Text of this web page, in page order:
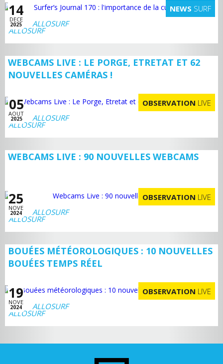
14
DECE
2025
NEWS SURF
ALLOSURF
WEBCAMS LIVE : LE PORGE, ETRETAT ET 62
NOUVELLES CAMÉRAS !
05
AOUT
2025
OBSERVATION LIVE
ALLOSURF
WEBCAMS LIVE : 90 NOUVELLES WEBCAMS
25
NOVE
2024
OBSERVATION LIVE
ALLOSURF
BOUÉES MÉTÉOROLOGIQUES : 10 NOUVELLES
BOUÉES TEMPS RÉEL
19
NOVE
2024
OBSERVATION LIVE
ALLOSURF